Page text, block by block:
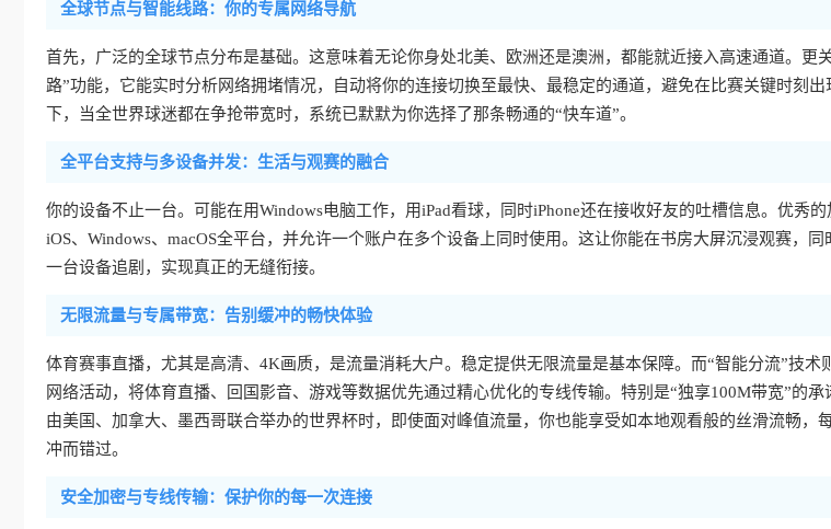
全球节点与智能线路：你的专属网络导航
首先，广泛的全球节点分布是基础。这意味着无论你身处北美、欧洲还是澳洲，都能就近接入高速通道。更
路”功能，它能实时分析网络拥堵情况，自动将你的连接切换至最快、最稳定的通道，避免在比赛关键时刻
下，当全世界球迷都在争抢带宽时，系统已默默为你选择了那条畅通的“快车道”。
全平台支持与多设备并发：生活与观赛的融合
你的设备不止一台。可能在用Windows电脑工作，用iPad看球，同时iPhone还在接收好友的吐槽信息。优秀的
iOS、Windows、macOS全平台，并允许一个账户在多个设备上同时使用。这让你能在书房大屏沉浸观赛，
一台设备追剧，实现真正的无缝衔接。
无限流量与专属带宽：告别缓冲的畅快体验
体育赛事直播，尤其是高清、4K画质，是流量消耗大户。稳定提供无限流量是基本保障。而“智能分流”技术
网络活动，将体育直播、回国影音、游戏等数据优先通过精心优化的专线传输。特别是“独享100M带宽”的
由美国、加拿大、墨西哥联合举办的世界杯时，即使面对峰值流量，你也能享受如本地观看般的丝滑流畅，
冲而错过。
安全加密与专线传输：保护你的每一次连接